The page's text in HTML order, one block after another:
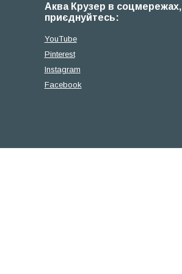
Аква Крузер в соцмережах,
приєднуйтесь:
YouTube
Pinterest
Instagram
Facebook